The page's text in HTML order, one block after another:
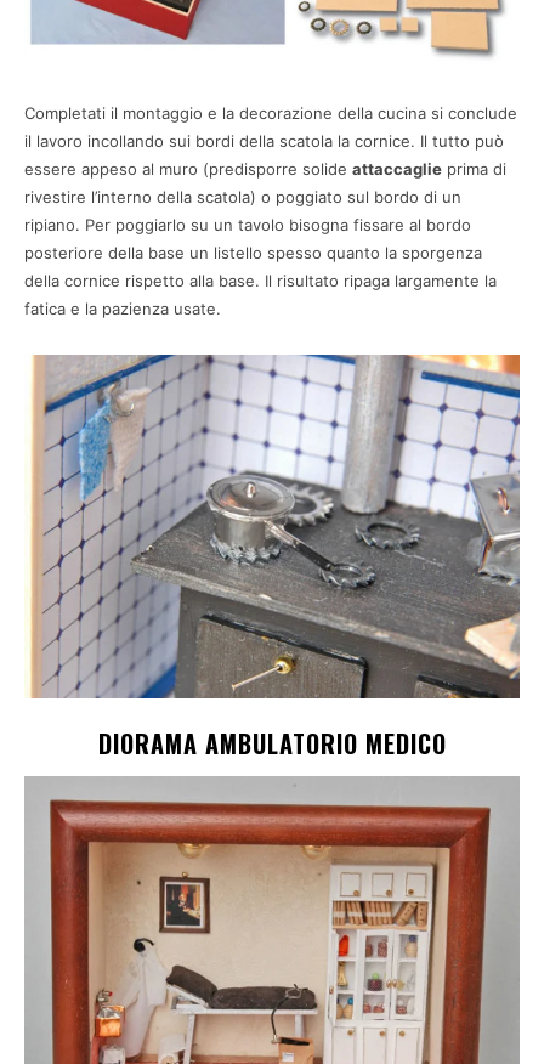
Completati il montaggio e la decorazione della cucina si conclude
il lavoro incollando sui bordi della scatola la cornice. Il tutto può
essere appeso al muro (predisporre solide attaccaglie prima di
rivestire l’interno della scatola) o poggiato sul bordo di un
ripiano. Per poggiarlo su un tavolo bisogna fissare al bordo
posteriore della base un listello spesso quanto la sporgenza
della cornice rispetto alla base. Il risultato ripaga largamente la
fatica e la pazienza usate.
DIORAMA AMBULATORIO MEDICO